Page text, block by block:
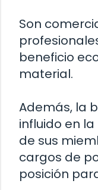
Son
beneficio
material.
Además, la
influido en
de sus
cargos de
posición